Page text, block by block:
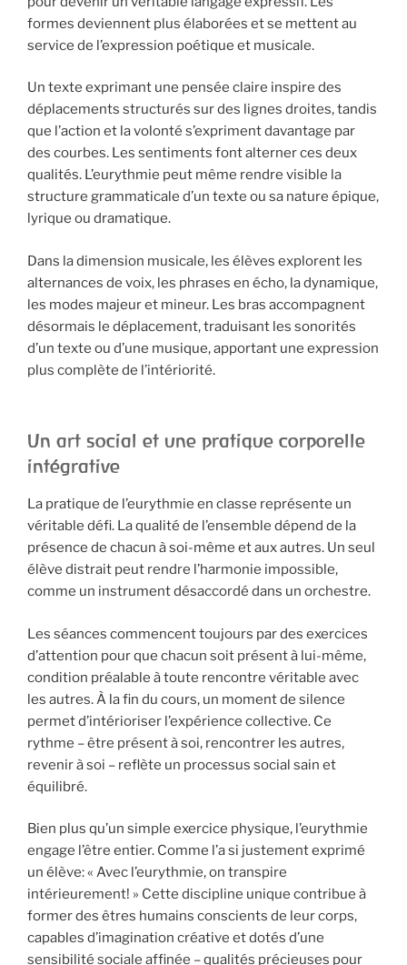
formes deviennent plus élaborées et se mettent au
service de l’expression poétique et musicale.
Un texte exprimant une pensée claire inspire des
déplacements structurés sur des lignes droites, tandis
que l’action et la volonté s’expriment davantage par
des courbes. Les sentiments font alterner ces deux
qualités. L’eurythmie peut même rendre visible la
structure grammaticale d’un texte ou sa nature épique,
lyrique ou dramatique.
Dans la dimension musicale, les élèves explorent les
alternances de voix, les phrases en écho, la dynamique,
les modes majeur et mineur. Les bras accompagnent
désormais le déplacement, traduisant les sonorités
d’un texte ou d’une musique, apportant une expression
plus complète de l’intériorité.
Un art social et une pratique corporelle
intégrative
La pratique de l’eurythmie en classe représente un
véritable défi. La qualité de l’ensemble dépend de la
présence de chacun à soi-même et aux autres. Un seul
élève distrait peut rendre l’harmonie impossible,
comme un instrument désaccordé dans un orchestre.
Les séances commencent toujours par des exercices
d’attention pour que chacun soit présent à lui-même,
condition préalable à toute rencontre véritable avec
les autres. À la fin du cours, un moment de silence
permet d’intérioriser l’expérience collective. Ce
rythme – être présent à soi, rencontrer les autres,
revenir à soi – reflète un processus social sain et
équilibré.
Bien plus qu’un simple exercice physique, l’eurythmie
engage l’être entier. Comme l’a si justement exprimé
un élève: « Avec l’eurythmie, on transpire
intérieurement! » Cette discipline unique contribue à
former des êtres humains conscients de leur corps,
capables d’imagination créative et dotés d’une
sensibilité sociale affinée – qualités précieuses pour